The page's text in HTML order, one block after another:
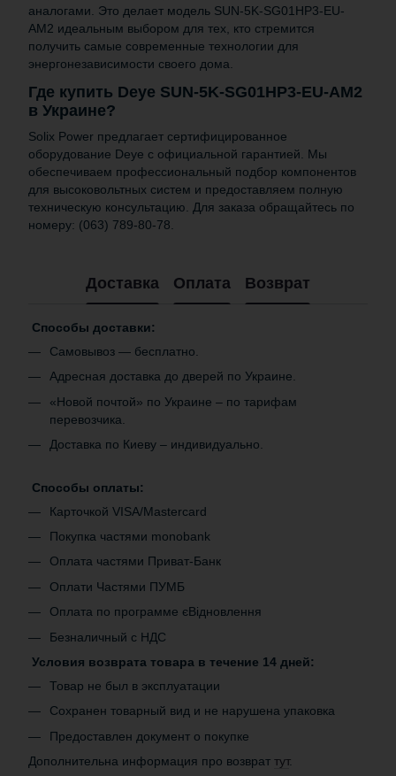
аналогами. Это делает модель SUN-5K-SG01HP3-EU-
AM2 идеальным выбором для тех, кто стремится
получить самые современные технологии для
энергонезависимости своего дома.
Где купить Deye SUN-5K-SG01HP3-EU-AM2
в Украине?
Solix Power предлагает сертифицированное
оборудование Deye с официальной гарантией. Мы
обеспечиваем профессиональный подбор компонентов
для высоковольтных систем и предоставляем полную
техническую консультацию. Для заказа обращайтесь по
номеру: (063) 789-80-78.
Доставка Оплата Возврат
Способы доставки:
Самовывоз — бесплатно.
Адресная доставка до дверей по Украине.
«Новой почтой» по Украине – по тарифам
перевозчика.
Доставка по Киеву – индивидуально.
Способы оплаты:
Карточкой VISA/Mastercard
Покупка частями monobank
Оплата частями Приват-Банк
Оплати Частями ПУМБ
Оплата по программе єВідновлення
Безналичный с НДС
Условия возврата товара в течение 14 дней:
Товар не был в эксплуатации
Сохранен товарный вид и не нарушена упаковка
Предоставлен документ о покупке
Дополнительна информация про возврат тут.